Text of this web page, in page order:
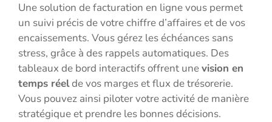
Une solution de facturation en ligne vous permet
un suivi précis de votre chiffre d’affaires et de vos
encaissements. Vous gérez les échéances sans
stress, grâce à des rappels automatiques. Des
tableaux de bord interactifs offrent unevision en
temps réelde vos marges et flux de trésorerie.
Vous pouvez ainsi piloter votre activité de manière
stratégique et prendre les bonnes décisions.